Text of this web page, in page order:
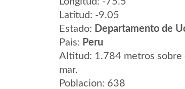
Latitud: -9.05
Estado: Departamento de
Pais: Peru
Altitud: 1.784 metros sobre
mar.
Poblacion: 638